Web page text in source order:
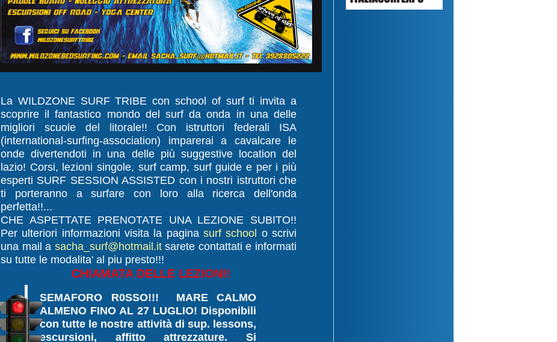
La WILDZONE SURF TRIBE con school of surf ti invita a
scoprire il fantastico mondo del surf da onda in una delle
migliori scuole del litorale!! Con istruttori federali ISA
(international-surfing-association) imparerai a cavalcare le
onde divertendoti in una delle più suggestive location del
lazio! Corsi, lezioni singole, surf camp, surf guide e per i più
esperti SURF SESSION ASSISTED con i nostri istruttori che
ti porteranno a surfare con loro alla ricerca dell'onda
perfetta!!...
CHE ASPETTATE PRENOTATE UNA LEZIONE SUBITO!!
Per ulteriori informazioni visita la pagina surf school o scrivi
una mail a sacha_surf@hotmail.itsarete contattati e informati
su tutte le modalita' al piu presto!!!
SEMAFORO R0SSO!!! MARE CALMO
ALMENO FINO AL 27 LUGLIO! Disponibili
con tutte le nostre attività di sup. lessons,
escursioni, affitto attrezzature. Si
CHIAMATA DELLE LEZIONI!